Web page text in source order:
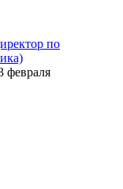
по
февраля